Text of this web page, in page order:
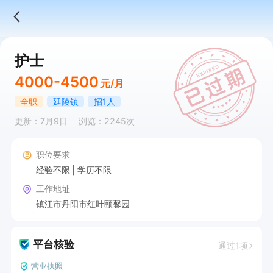
护士
4000-4500 元/月
全职 延陵镇
招1人
更新：7月9日
浏览：2245次
职位要求
经验不限
学历不限
工作地址
镇江市丹阳市红叶颐馨园
平台核验 通过1项
营业执照